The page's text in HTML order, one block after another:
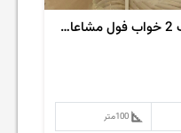
اجاره اپارتمان 100 متر سوهانک 2 خواب فول مشاعات کلید نخورده
100متر